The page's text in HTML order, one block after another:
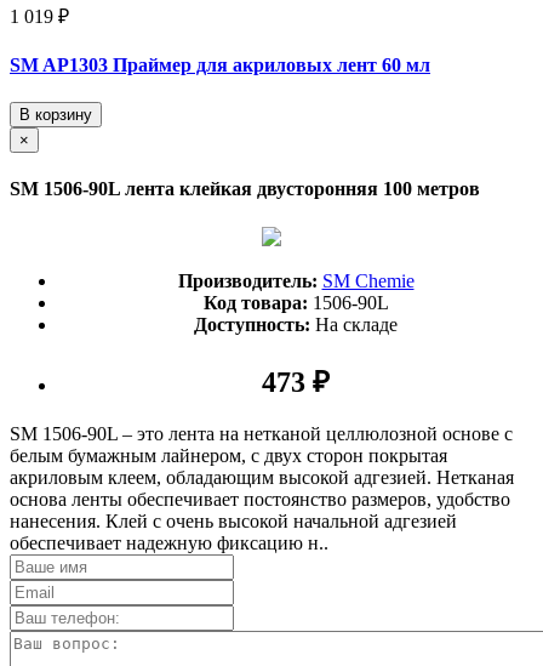
1 019 ₽
SM AP1303 Праймер для акриловых лент 60 мл
В корзину
×
SM 1506-90L лента клейкая двусторонняя 100 метров
Производитель: SM Chemie
Код товара: 1506-90L
Доступность: На складе
473 ₽
SM 1506-90L – это лента на нетканой целлюлозной основе с
белым бумажным лайнером, с двух сторон покрытая
акриловым клеем, обладающим высокой адгезией. Нетканая
основа ленты обеспечивает постоянство размеров, удобство
нанесения. Клей с очень высокой начальной адгезией
обеспечивает надежную фиксацию н..